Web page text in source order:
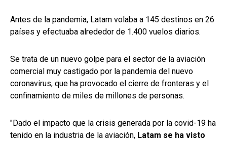
Antes de la pandemia, Latam volaba a 145 destinos en 26
países y efectuaba alrededor de 1.400 vuelos diarios.
Se trata de un nuevo golpe para el sector de la aviación
comercial muy castigado por la pandemia del nuevo
coronavirus, que ha provocado el cierre de fronteras y el
confinamiento de miles de millones de personas.
"Dado el impacto que la crisis generada por la covid-19 ha
tenido en la industria de la aviación, Latam se ha visto